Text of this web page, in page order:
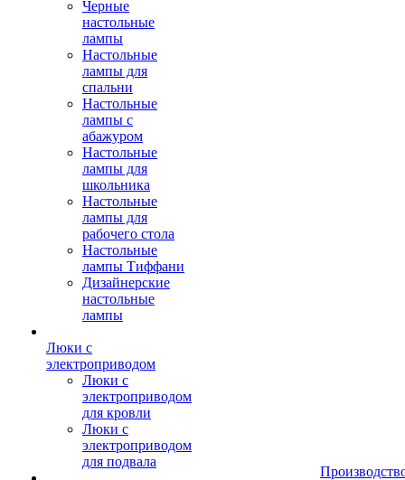
Черные
настольные
лампы
Настольные
лампы для
спальни
Настольные
лампы с
абажуром
Настольные
лампы для
школьника
Настольные
лампы для
рабочего стола
Настольные
лампы Тиффани
Дизайнерские
настольные
лампы
Люки с
электроприводом
Люки с
электроприводом
для кровли
Люки с
электроприводом
для подвала